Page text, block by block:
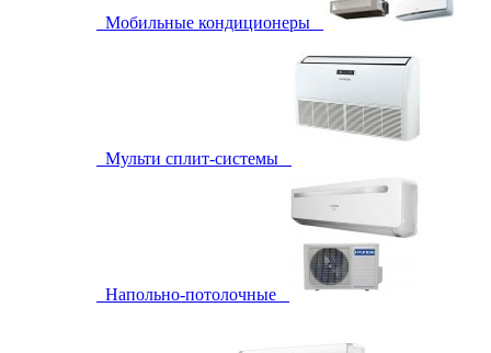
Мобильные кондиционеры
Мульти сплит-системы
Напольно-потолочные